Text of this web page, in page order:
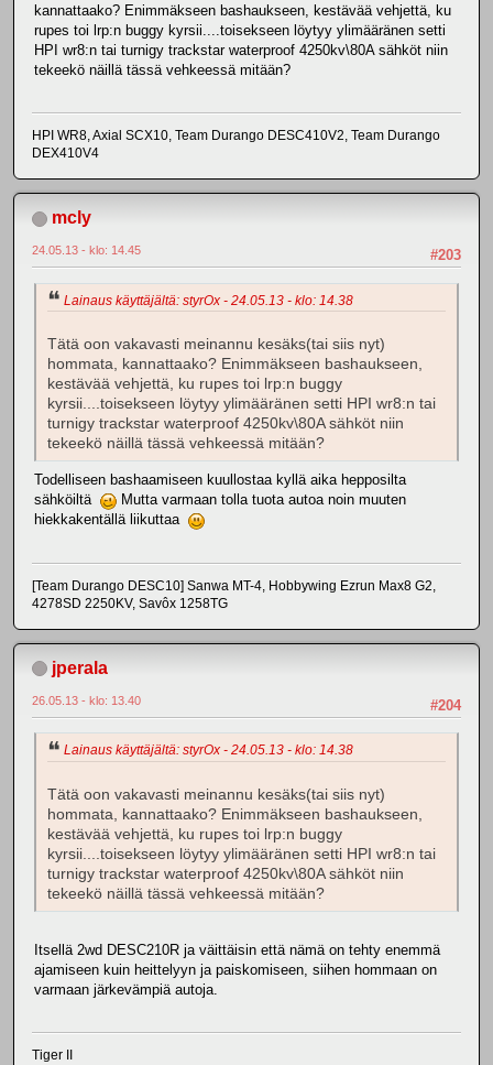
kannattaako? Enimmäkseen bashaukseen, kestävää vehjettä, ku
rupes toi lrp:n buggy kyrsii....toisekseen löytyy ylimääränen setti
HPI wr8:n tai turnigy trackstar waterproof 4250kv\80A sähköt niin
tekeekö näillä tässä vehkeessä mitään?
HPI WR8, Axial SCX10, Team Durango DESC410V2, Team Durango
DEX410V4
mcly
#203
24.05.13 - klo: 14.45
Lainaus käyttäjältä: styrOx - 24.05.13 - klo: 14.38
Tätä oon vakavasti meinannu kesäks(tai siis nyt)
hommata, kannattaako? Enimmäkseen bashaukseen,
kestävää vehjettä, ku rupes toi lrp:n buggy
kyrsii....toisekseen löytyy ylimääränen setti HPI wr8:n tai
turnigy trackstar waterproof 4250kv\80A sähköt niin
tekeekö näillä tässä vehkeessä mitään?
Todelliseen bashaamiseen kuullostaa kyllä aika hepposilta
sähköiltä
Mutta varmaan tolla tuota autoa noin muuten
hiekkakentällä liikuttaa
[Team Durango DESC10] Sanwa MT-4, Hobbywing Ezrun Max8 G2,
4278SD 2250KV, Savôx 1258TG
jperala
#204
26.05.13 - klo: 13.40
Lainaus käyttäjältä: styrOx - 24.05.13 - klo: 14.38
Tätä oon vakavasti meinannu kesäks(tai siis nyt)
hommata, kannattaako? Enimmäkseen bashaukseen,
kestävää vehjettä, ku rupes toi lrp:n buggy
kyrsii....toisekseen löytyy ylimääränen setti HPI wr8:n tai
turnigy trackstar waterproof 4250kv\80A sähköt niin
tekeekö näillä tässä vehkeessä mitään?
Itsellä 2wd DESC210R ja väittäisin että nämä on tehty enemmä
ajamiseen kuin heittelyyn ja paiskomiseen, siihen hommaan on
varmaan järkevämpiä autoja.
Tiger II